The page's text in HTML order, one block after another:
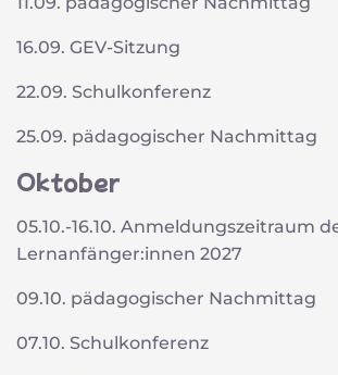
16.09. GEV-Sitzung
22.09. Schulkonferenz
25.09. pädagogischer Nachmittag
Oktober
05.10.-16.10. Anmeldungszeitraum
Lernanfänger:innen 2027
09.10. pädagogischer Nachmittag
07.10. Schulkonferenz